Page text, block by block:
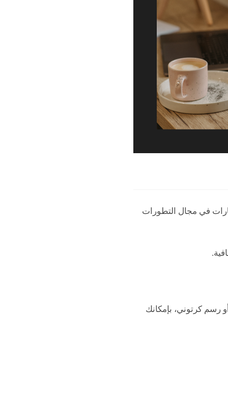
في مجال التطورات
رسم كرتوني، بإمكانك